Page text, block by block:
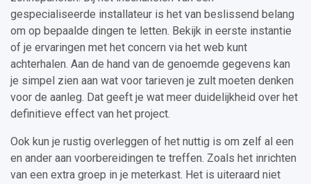
gespecialiseerde installateur is het van beslissend belang
om op bepaalde dingen te letten. Bekijk in eerste instantie
of je ervaringen met het concern via het web kunt
achterhalen. Aan de hand van de genoemde gegevens kan
je simpel zien aan wat voor tarieven je zult moeten denken
voor de aanleg. Dat geeft je wat meer duidelijkheid over het
definitieve effect van het project.
Ook kun je rustig overleggen of het nuttig is om zelf al een
en ander aan voorbereidingen te treffen. Zoals het inrichten
van een extra groep in je meterkast. Het is uiteraard niet